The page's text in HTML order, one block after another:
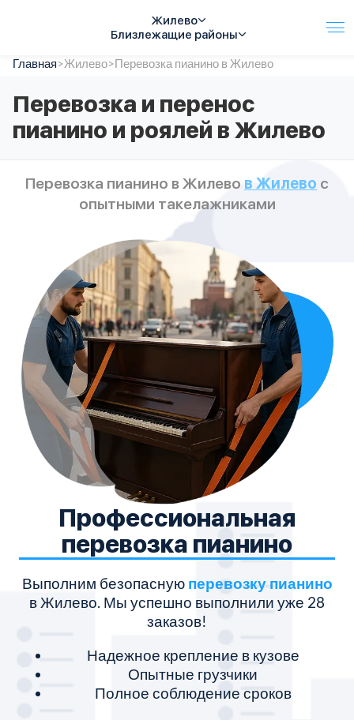
Жилево
Близлежащие районы
Услуги
Автопарк
Тарифы
Акции
Контакты
Спецтехника
Главная>Жилево>Перевозка пианино в Жилево
Перевозка и перенос
пианино и роялей в Жилево
Перевозка пианино в Жилево в Жилево с
опытными такелажниками
Профессиональная
перевозка пианино
Выполним безопасную перевозку пианино
в Жилево. Мы успешно выполнили уже 28
заказов!
Надежное крепление в кузове
Опытные грузчики
Полное соблюдение сроков